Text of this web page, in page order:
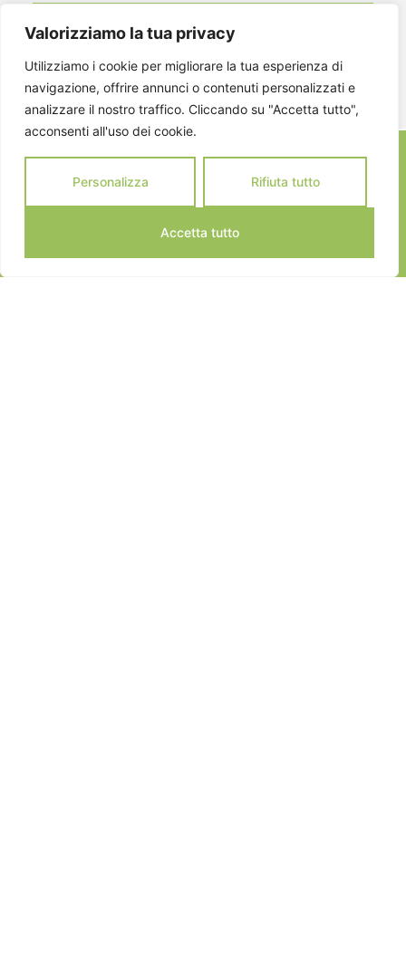
Valorizziamo la tua privacy
Utilizziamo i cookie per migliorare la tua esperienza di
navigazione, offrire annunci o contenuti personalizzati e
analizzare il nostro traffico. Cliccando su "Accetta tutto",
acconsenti all'uso dei cookie.
Personalizza Rifiuta tutto
Accetta tutto